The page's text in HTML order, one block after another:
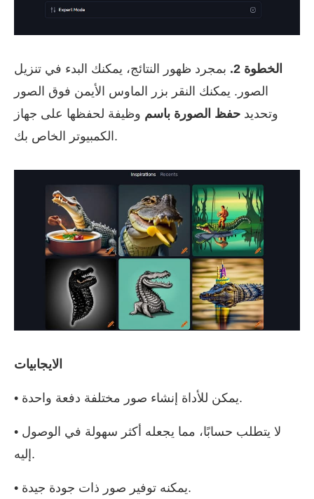
الخطوة 2.
بمجرد ظهور النتائج، يمكنك البدء في تنزيل
الصور. يمكنك النقر بزر الماوس الأيمن فوق الصور
وتحديد حفظ الصورة باسم وظيفة لحفظها على جهاز
الكمبيوتر الخاص بك.
الايجابيات
• يمكن للأداة إنشاء صور مختلفة دفعة واحدة.
• لا يتطلب حسابًا، مما يجعله أكثر سهولة في الوصول
إليه.
• يمكنه توفير صور ذات جودة جيدة.